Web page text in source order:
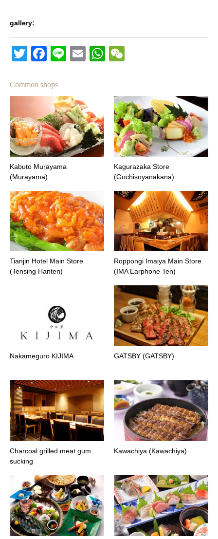
gallery:
TwitterFacebook
LineEmailWhatsApp
Common shops
Kabuto Murayama
(Murayama)
Kagurazaka Store
(Gochisoyanakana)
Tianjin Hotel Main Store
(Tensing Hanten)
Roppongi Imaiya Main Store
(IMA Earphone Ten)
Nakameguro KIJIMA GATSBY (GATSBY)
Charcoal grilled meat gum
sucking
Kawachiya (Kawachiya)